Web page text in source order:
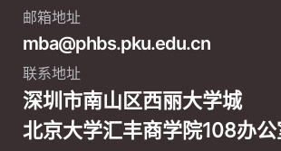
邮箱地址
mba@phbs.pku.edu.cn
联系地址
深圳市南山区西丽大学城
北京大学汇丰商学院108办公